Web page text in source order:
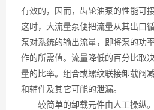
有效的，因而，齿轮油泵的性能可
这时，大流量泵便把流量从其出口
泵对系统的输出流量，即将泵的功
作的所需值。流量降低的百分比取
量的比率。组合或螺纹联接卸载阀
和辅件及其它可能的泄漏。
较简单的卸载元件由人工操纵。